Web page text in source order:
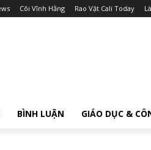
Cõi Vĩnh Hằng Rao Vặt Cali Today
BÌNH LUẬN GIÁO DỤC &